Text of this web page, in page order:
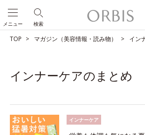
検索
メニュー
TOP マガジン（美容情報・読み物） イン
インナーケアのまとめ
インナーケア